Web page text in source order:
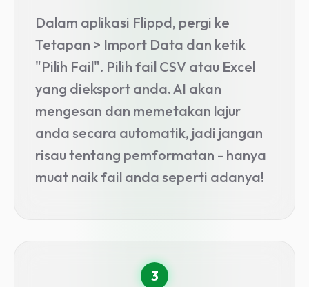
Dalam aplikasi Flippd, pergi ke
Tetapan > Import Data dan ketik
"Pilih Fail". Pilih fail CSV atau Excel
yang dieksport anda. AI akan
mengesan dan memetakan lajur
anda secara automatik, jadi jangan
risau tentang pemformatan - hanya
muat naik fail anda seperti adanya!
3